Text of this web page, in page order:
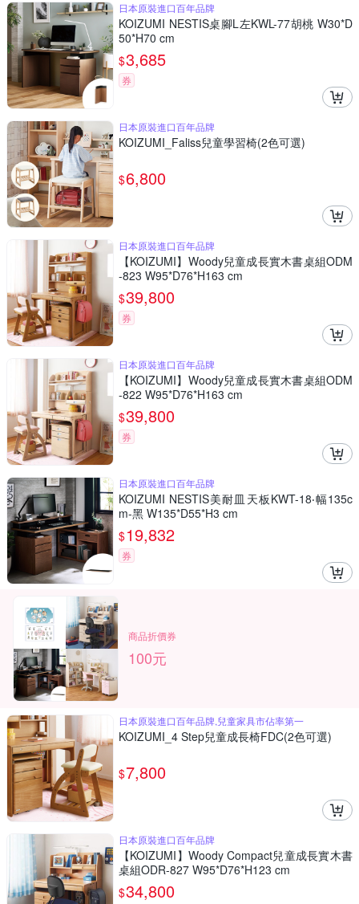
日本原裝進口百年品牌
KOIZUMI NESTIS桌腳L左KWL-77胡桃 W30*D
50*H70 cm
$3,685
券
日本原裝進口百年品牌
KOIZUMI_Faliss兒童學習椅(2色可選)
$6,800
日本原裝進口百年品牌
【KOIZUMI】Woody兒童成長實木書桌組ODM
-823 W95*D76*H163 cm
$39,800
券
日本原裝進口百年品牌
【KOIZUMI】Woody兒童成長實木書桌組ODM
-822 W95*D76*H163 cm
$39,800
券
日本原裝進口百年品牌
KOIZUMI NESTIS美耐皿天板KWT-18‧幅135c
m-黑 W135*D55*H3 cm
$19,832
券
商品折價券
100元
日本原裝進口百年品牌,兒童家具市佔率第一
KOIZUMI_4 Step兒童成長椅FDC(2色可選)
$7,800
日本原裝進口百年品牌
【KOIZUMI】Woody Compact兒童成長實木書
桌組ODR-827 W95*D76*H123 cm
$34,800